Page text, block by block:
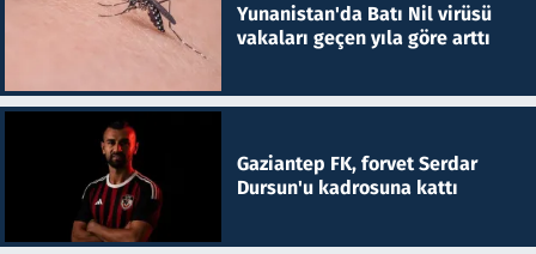
Yunanistan'da Batı Nil virüsü
vakaları geçen yıla göre arttı
Gaziantep FK, forvet Serdar
Dursun'u kadrosuna kattı